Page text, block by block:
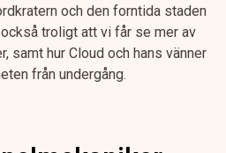
och den forntida staden
troligt att vi får se mer av
samt hur Cloud och hans vänner
från undergång.